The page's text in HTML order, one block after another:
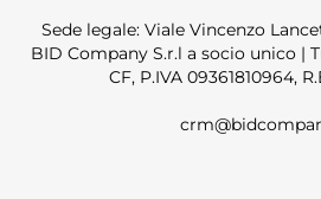
Sede legale: Viale Vincenzo
BID Company S.r.l a socio unico |
CF, P.IVA 09361810964,